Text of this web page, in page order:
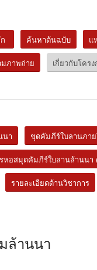
ค้นหาต้นฉบับ แ
มภาพถ่าย เกี่ยวกับโครง
นา ชุดคัมภีร์ใบลานภา
หอสมุดคัมภีร์ใบลานล้านนา
รายละเอียดด้านวิชาการ
ล้านนา